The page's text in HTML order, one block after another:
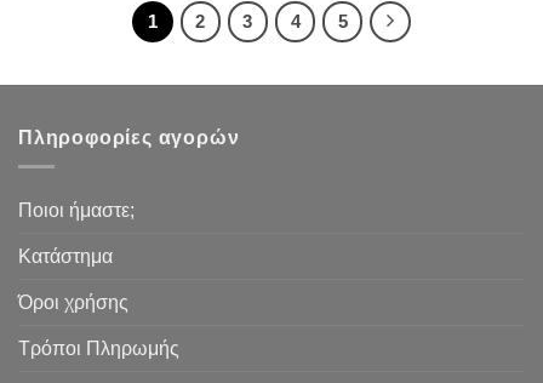
1 2 3 4 5
Πληροφορίες αγορών
Ποιοι ήμαστε;
Κατάστημα
Όροι χρήσης
Τρόποι Πληρωμής